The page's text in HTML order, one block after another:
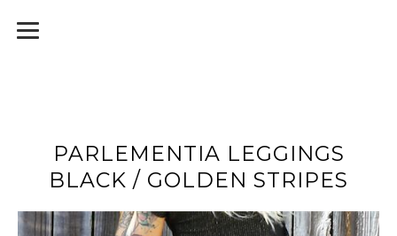
PARLEMENTIA LEGGINGS
BLACK / GOLDEN STRIPES